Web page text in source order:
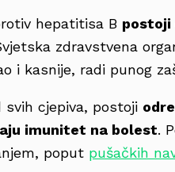
hepatitisa B postoji
zdravstvena
i kasnije, radi punog
svih cjepiva, postoji
imunitet na bolest.
poput pušačkih